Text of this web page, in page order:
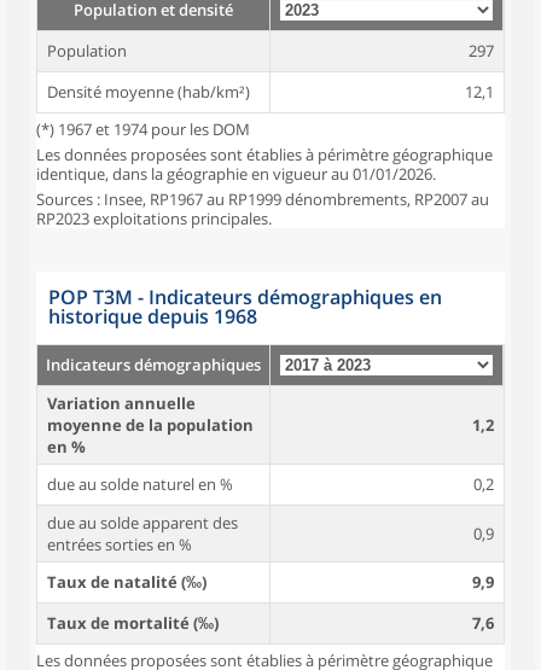
Population et densité
Population
297
Densité moyenne (hab/km²)
12,1
(*) 1967 et 1974 pour les DOM
Les données proposées sont établies à périmètre géographique
identique, dans la géographie en vigueur au 01/01/2026.
Sources : Insee, RP1967 au RP1999 dénombrements, RP2007 au
RP2023 exploitations principales.
POP T3M - Indicateurs démographiques en
historique depuis 1968
Indicateurs démographiques
Variation annuelle
moyenne de la population
en %
1,2
due au solde naturel en %
0,2
due au solde apparent des
entrées sorties en %
0,9
Taux de natalité (‰)
9,9
Taux de mortalité (‰)
7,6
Les données proposées sont établies à périmètre géographique